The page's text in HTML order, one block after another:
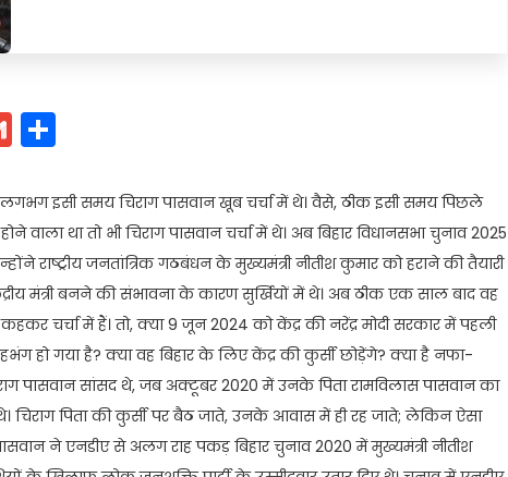
Gmail
इसी समय चिराग पासवान खूब चर्चा में थे। वैसे, ठीक इसी समय पिछले
वाला था तो भी चिराग पासवान चर्चा में थे। अब बिहार विधानसभा चुनाव 2025
राष्ट्रीय जनतांत्रिक गठबंधन के मुख्यमंत्री नीतीश कुमार को हराने की तैयारी
मंत्री बनने की संभावना के कारण सुर्खियों में थे। अब ठीक एक साल बाद वह
चर्चा में हैं। तो, क्या 9 जून 2024 को केंद्र की नरेंद्र मोदी सरकार में पहली
हो गया है? क्या वह बिहार के लिए केंद्र की कुर्सी छोड़ेंगे? क्या है नफा-
पासवान सांसद थे, जब अक्टूबर 2020 में उनके पिता रामविलास पासवान का
चिराग पिता की कुर्सी पर बैठ जाते, उनके आवास में ही रह जाते; लेकिन ऐसा
ने एनडीए से अलग राह पकड़ बिहार चुनाव 2020 में मुख्यमंत्री नीतीश